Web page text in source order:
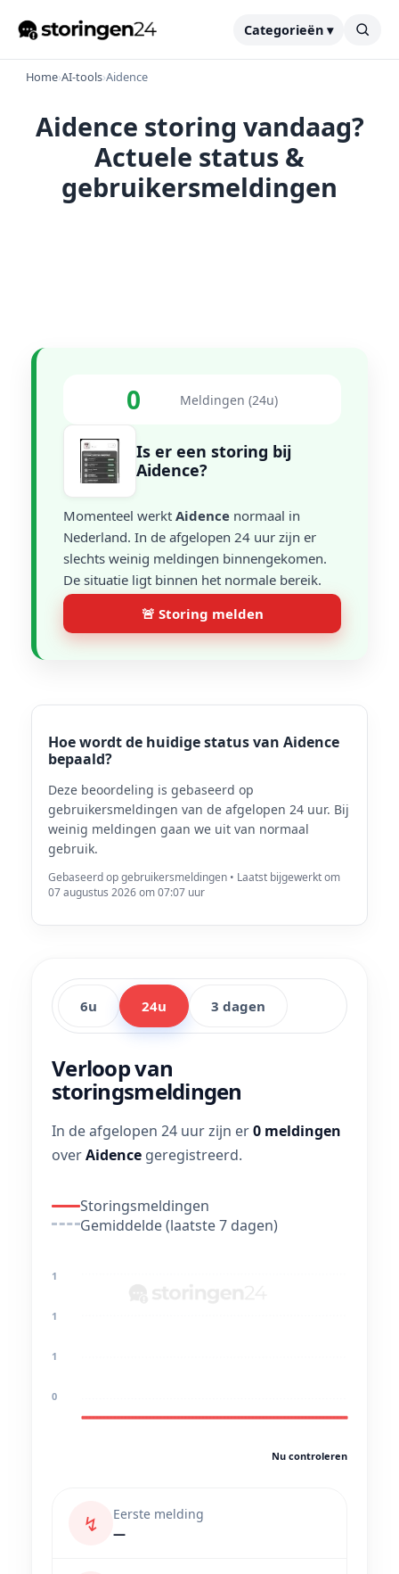
Categorieën ▾
Home›AI-tools›Aidence
Aidence storing vandaag?
Actuele status &
gebruikersmeldingen
0 Meldingen (24u)
Is er een storing bij
Aidence?
Momenteel werkt Aidence normaal in
Nederland. In de afgelopen 24 uur zijn er
slechts weinig meldingen binnengekomen.
De situatie ligt binnen het normale bereik.
🚨 Storing melden
Hoe wordt de huidige status van Aidence
bepaald?
Deze beoordeling is gebaseerd op
gebruikersmeldingen van de afgelopen 24 uur. Bij
weinig meldingen gaan we uit van normaal
gebruik.
Gebaseerd op gebruikersmeldingen • Laatst bijgewerkt om
07 augustus 2026 om 07:07 uur
6u 24u 3 dagen
Verloop van
storingsmeldingen
In de afgelopen 24 uur zijn er0 meldingen
overAidence geregistreerd.
Storingsmeldingen
Gemiddelde (laatste 7 dagen)
1
1
1
0
Nu controleren
↯
Eerste melding
—